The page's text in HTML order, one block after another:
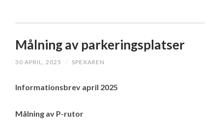
Målning av parkeringsplatser
30 APRIL, 2025 / SPEXAREN
Informationsbrev april 2025
Målning av P-rutor